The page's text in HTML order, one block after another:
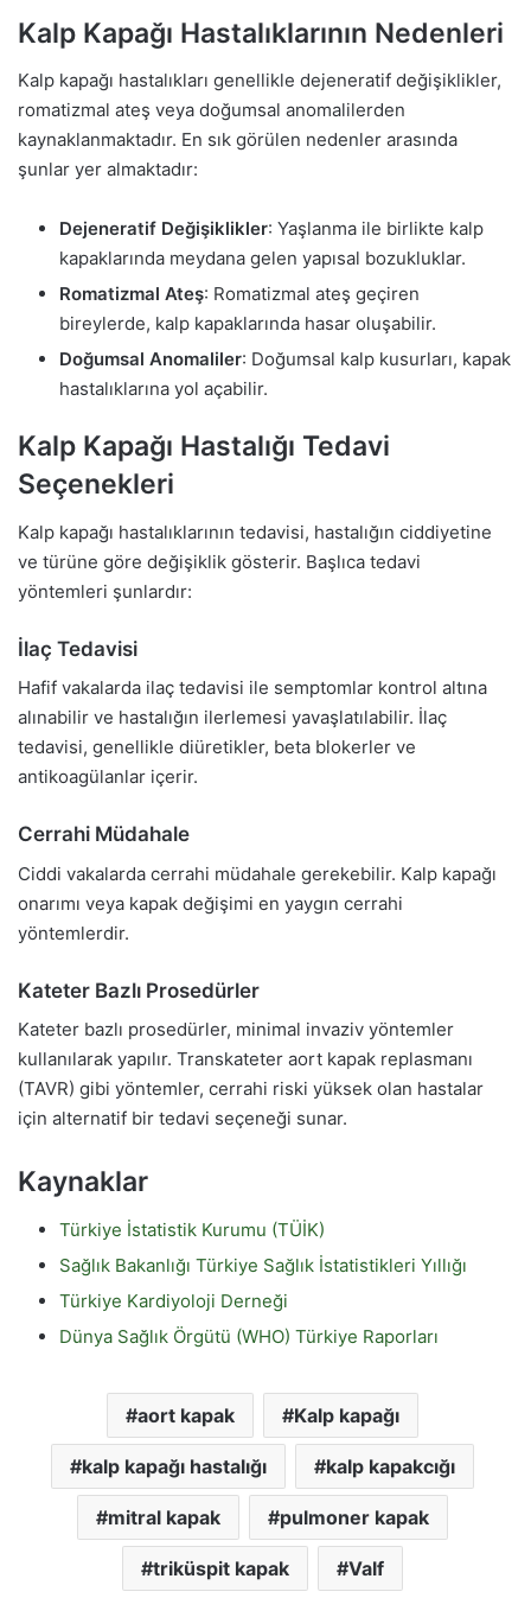
Kalp Kapağı Hastalıklarının Nedenleri
Kalp kapağı hastalıkları genellikle dejeneratif değişiklikler,
romatizmal ateş veya doğumsal anomalilerden
kaynaklanmaktadır. En sık görülen nedenler arasında
şunlar yer almaktadır:
Dejeneratif Değişiklikler: Yaşlanma ile birlikte kalp
kapaklarında meydana gelen yapısal bozukluklar.
Romatizmal Ateş: Romatizmal ateş geçiren
bireylerde, kalp kapaklarında hasar oluşabilir.
Doğumsal Anomaliler: Doğumsal kalp kusurları, kapak
hastalıklarına yol açabilir.
Kalp Kapağı Hastalığı Tedavi
Seçenekleri
Kalp kapağı hastalıklarının tedavisi, hastalığın ciddiyetine
ve türüne göre değişiklik gösterir. Başlıca tedavi
yöntemleri şunlardır:
İlaç Tedavisi
Hafif vakalarda ilaç tedavisi ile semptomlar kontrol altına
alınabilir ve hastalığın ilerlemesi yavaşlatılabilir. İlaç
tedavisi, genellikle diüretikler, beta blokerler ve
antikoagülanlar içerir.
Cerrahi Müdahale
Ciddi vakalarda cerrahi müdahale gerekebilir. Kalp kapağı
onarımı veya kapak değişimi en yaygın cerrahi
yöntemlerdir.
Kateter Bazlı Prosedürler
Kateter bazlı prosedürler, minimal invaziv yöntemler
kullanılarak yapılır. Transkateter aort kapak replasmanı
(TAVR) gibi yöntemler, cerrahi riski yüksek olan hastalar
için alternatif bir tedavi seçeneği sunar.
Kaynaklar
Türkiye İstatistik Kurumu (TÜİK)
Sağlık Bakanlığı Türkiye Sağlık İstatistikleri Yıllığı
Türkiye Kardiyoloji Derneği
Dünya Sağlık Örgütü (WHO) Türkiye Raporları
aort kapak Kalp kapağı
kalp kapağı hastalığı kalp kapakcığı
mitral kapak pulmoner kapak
triküspit kapak Valf